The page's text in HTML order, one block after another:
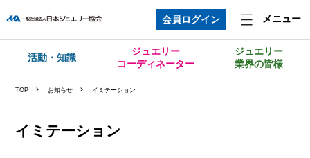
会員ログイン メニュー
活動・知識
ジュエリー
コーディネーター
ジュエリー
業界の皆様
TOP お知らせ イミテーション
イミテーション